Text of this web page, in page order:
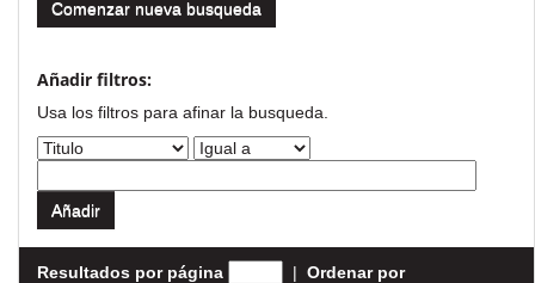
Comenzar nueva busqueda
Añadir filtros:
Usa los filtros para afinar la busqueda.
Resultados por página | Ordenar por